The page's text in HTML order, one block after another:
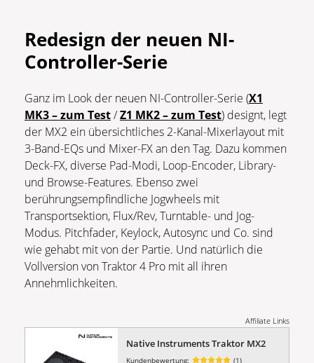
Redesign der neuen NI-
Controller-Serie
Ganz im Look der neuen NI-Controller-Serie (X1
MK3 – zum Test/Z1 MK2 – zum Test) designt, legt
der MX2 ein übersichtliches 2-Kanal-Mixerlayout mit
3-Band-EQs und Mixer-FX an den Tag. Dazu kommen
Deck-FX, diverse Pad-Modi, Loop-Encoder, Library-
und Browse-Features. Ebenso zwei
berührungsempfindliche Jogwheels mit
Transportsektion, Flux/Rev, Turntable- und Jog-
Modus. Pitchfader, Keylock, Autosync und Co. sind
wie gehabt mit von der Partie. Und natürlich die
Vollversion von Traktor 4 Pro mit all ihren
Annehmlichkeiten.
Affiliate Links
Native Instruments Traktor MX2
Kundenbewertung: (1)